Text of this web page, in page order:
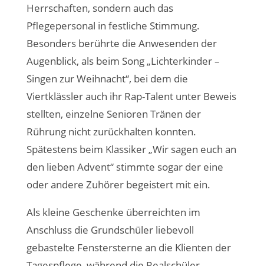
Herrschaften, sondern auch das
Pflegepersonal in festliche Stimmung.
Besonders berührte die Anwesenden der
Augenblick, als beim Song „Lichterkinder –
Singen zur Weihnacht“, bei dem die
Viertklässler auch ihr Rap-Talent unter Beweis
stellten, einzelne Senioren Tränen der
Rührung nicht zurückhalten konnten.
Spätestens beim Klassiker „Wir sagen euch an
den lieben Advent“ stimmte sogar der eine
oder andere Zuhörer begeistert mit ein.
Als kleine Geschenke überreichten im
Anschluss die Grundschüler liebevoll
gebastelte Fenstersterne an die Klienten der